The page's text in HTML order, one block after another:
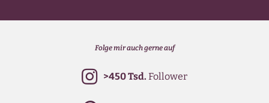
Folge mir auch gerne auf
>450 Tsd. Follower